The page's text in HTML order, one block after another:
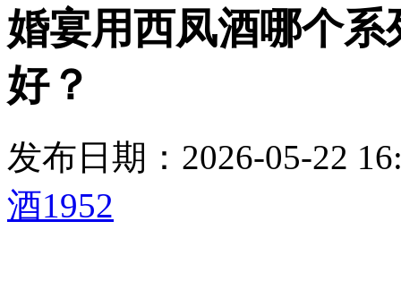
婚宴用西凤酒哪个
好？
发布日期：2026-05-22
酒1952